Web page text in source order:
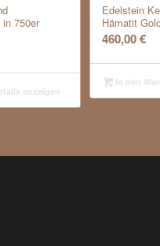
750er
anzeigen
Edelstein
Hämatit
460,00€
In den